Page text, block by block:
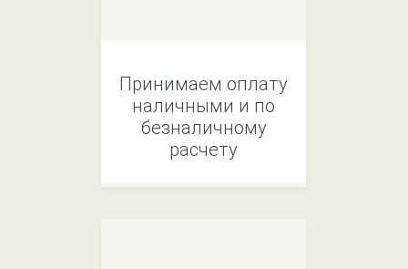
Принимаем оплату
наличными и по
безналичному
расчету